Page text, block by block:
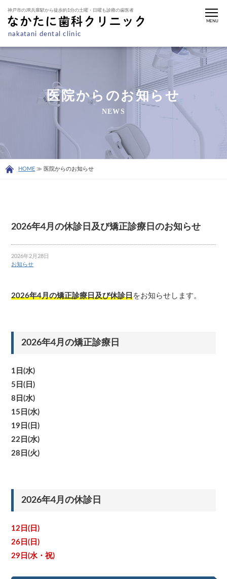
神戸市のJR兵庫駅から徒歩約1分の土曜・日曜も診療の歯医者
nakatani dental clinic
MENU
医院からのお知らせ
NEWS
HOME ≫ 医院からのお知らせ
2026年4月の休診日及び矯正診療日のお知らせ
2026年2月28日
お知らせ
2026年4月の矯正診療日及び休診日をお知らせします。
2026年4月の矯正診療日
1日(水)
5日(日)
8日(水)
15日(水)
19日(日)
22日(水)
28日(火)
2026年4月の休診日
12日(日)
26日(日)
29日(水・祝)